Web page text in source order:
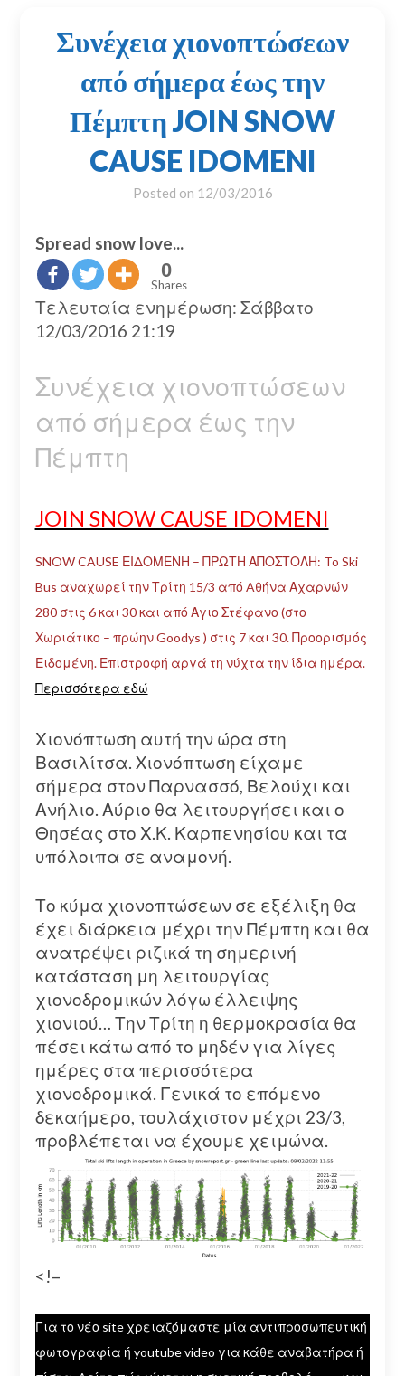
Συνέχεια χιονοπτώσεων
από σήμερα έως την
Πέμπτη JOIN SNOW
CAUSE IDOMENI
Posted on 12/03/2016
Spread snow love...
0
Shares
Τελευταία ενημέρωση: Σάββατο
12/03/2016 21:19
Συνέχεια χιονοπτώσεων
από σήμερα έως την
Πέμπτη
JOIN SNOW CAUSE IDOMENI
SNOW CAUSE ΕΙΔΟΜΕΝΗ – ΠΡΩΤΗ ΑΠΟΣΤΟΛΗ: To Ski
Bus αναχωρεί την Τρίτη 15/3 από Aθήνα Αχαρνών
280 στις 6 και 30 και από Αγιο Στέφανο (στο
Χωριάτικο – πρώην Goodys ) στις 7 και 30. Προορισμός
Ειδομένη. Επιστροφή αργά τη νύχτα την ίδια ημέρα.
Περισσότερα εδώ
Χιονόπτωση αυτή την ώρα στη
Βασιλίτσα. Xιονόπτωση είχαμε
σήμερα στον Παρνασσό, Βελούχι και
Ανήλιο. Αύριο θα λειτουργήσει και ο
Θησέας στο Χ.Κ. Καρπενησίου και τα
υπόλοιπα σε αναμονή.
Το κύμα χιονοπτώσεων σε εξέλιξη θα
έχει διάρκεια μέχρι την Πέμπτη και θα
ανατρέψει ριζικά τη σημερινή
κατάσταση μη λειτουργίας
χιονοδρομικών λόγω έλλειψης
χιονιού… Την Τρίτη η θερμοκρασία θα
πέσει κάτω από το μηδέν για λίγες
ημέρες στα περισσότερα
χιονοδρομικά. Γενικά το επόμενο
δεκαήμερο, τουλάχιστον μέχρι 23/3,
προβλέπεται να έχουμε χειμώνα.
<!–
Για το νέο site χρειαζόμαστε μία αντιπροσωπευτική
φωτογραφία ή youtube video για κάθε αναβατήρα ή